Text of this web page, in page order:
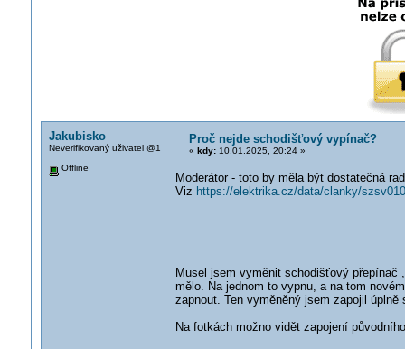
Jakubisko
Neverifikovaný uživatel @1
Offline
Proč nejde schodišťový vypínač?
« kdy:10.01.2025, 20:24 »
Moderátor - toto by měla být dostatečná
Viz https://elektrika.cz/data/clanky/
Musel jsem vyměnit schodišťový
mělo. Na jednom to vypnu, a na tom
zapnout. Ten vyměněný jsem zapojil úplně
Na fotkách možno vidět zapojení